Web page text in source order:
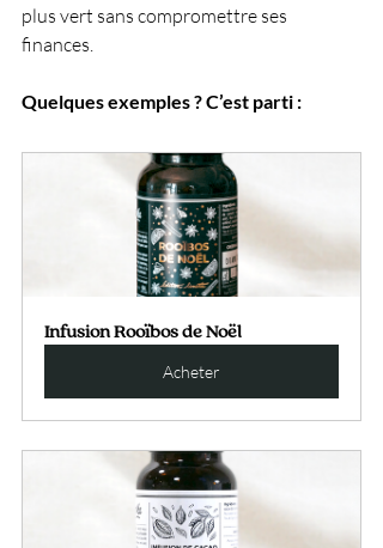
plus vert sans compromettre ses
finances.
Quelques exemples ? C’est parti :
Infusion Rooïbos de Noël
Acheter